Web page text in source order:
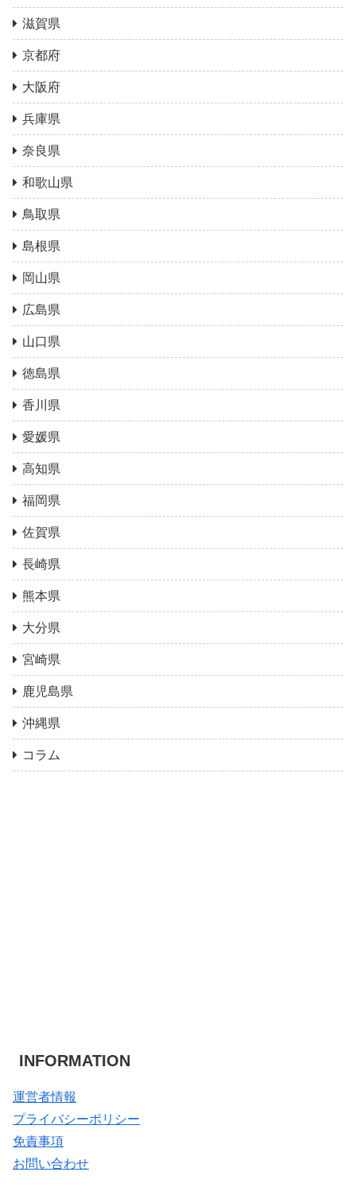
滋賀県
京都府
大阪府
兵庫県
奈良県
和歌山県
鳥取県
島根県
岡山県
広島県
山口県
徳島県
香川県
愛媛県
高知県
福岡県
佐賀県
長崎県
熊本県
大分県
宮崎県
鹿児島県
沖縄県
コラム
INFORMATION
運営者情報
プライバシーポリシー
免責事項
お問い合わせ